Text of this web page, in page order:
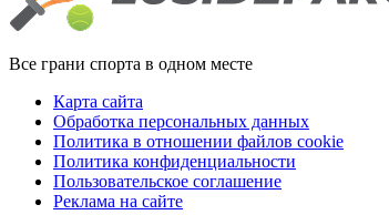
Все грани спорта в одном месте
Карта сайта
Обработка персональных данных
Политика в отношении файлов cookie
Политика конфиденциальности
Пользовательское соглашение
Реклама на сайте